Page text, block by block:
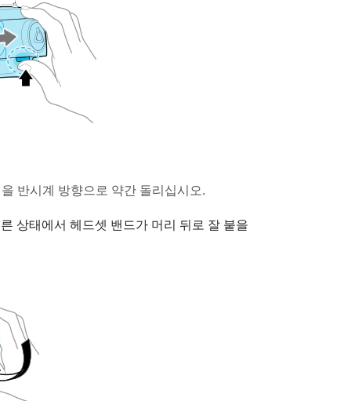
반시계 방향으로 약간 돌리십시오.
상태에서 헤드셋 밴드가 머리 뒤로 잘 붙을